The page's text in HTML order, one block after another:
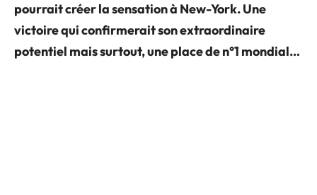
pourrait créer la sensation à New-York. Une
victoire qui confirmerait son extraordinaire
potentiel mais surtout, une place de n°1 mondial…